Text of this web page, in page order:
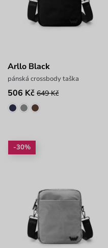
Arllo Black
pánská crossbody taška
506 Kč 649 Kč
-30%